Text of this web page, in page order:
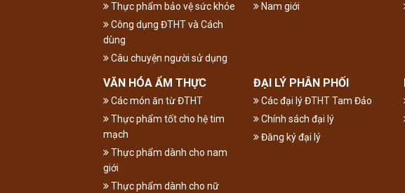
Thực phẩm bảo vệ sức khỏe
Công dụng ĐTHT và Cách
dùng
Câu chuyện người sử dụng
Nam giới
VĂN HÓA ẨM THỰC
Các món ăn từ ĐTHT
Thực phẩm tốt cho hệ tim
mạch
Thực phẩm dành cho nam
giới
Thực phẩm dành cho nữ
ĐẠI LÝ PHÂN PHỐI
Các đại lý ĐTHT Tam Đảo
Chính sách đại lý
Đăng ký đại lý